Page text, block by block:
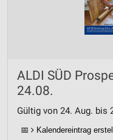
ALDI SÜD
24.08.
Gültig von 24. Aug. bis
📅 Kalendereintrag